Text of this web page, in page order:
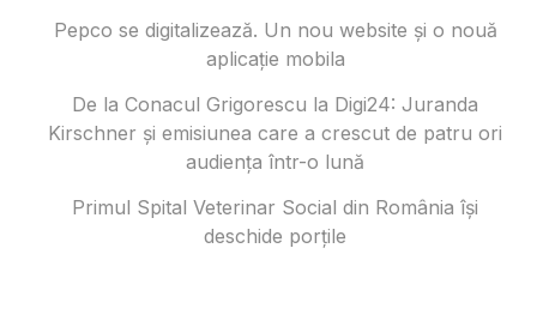
Pepco se digitalizează. Un nou website și o nouă
aplicație mobila
De la Conacul Grigorescu la Digi24: Juranda
Kirschner și emisiunea care a crescut de patru ori
audiența într-o lună
Primul Spital Veterinar Social din România își
deschide porțile